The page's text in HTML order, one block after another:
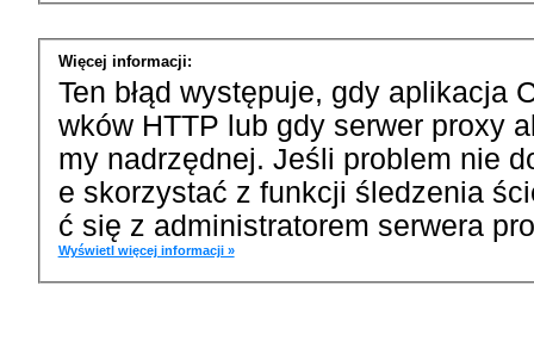
Więcej informacji:
Ten błąd występuje, gdy aplikacja
wków HTTP lub gdy serwer proxy
my nadrzędnej. Jeśli problem nie
e skorzystać z funkcji śledzenia
ć się z administratorem serwera
Wyświetl więcej informacji »